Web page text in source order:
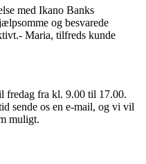
med Ikano Banks
og besvarede
Maria, tilfreds kunde
fredag fra kl. 9.00 til 17.00.
sende os en e-mail, og vi vil
muligt.